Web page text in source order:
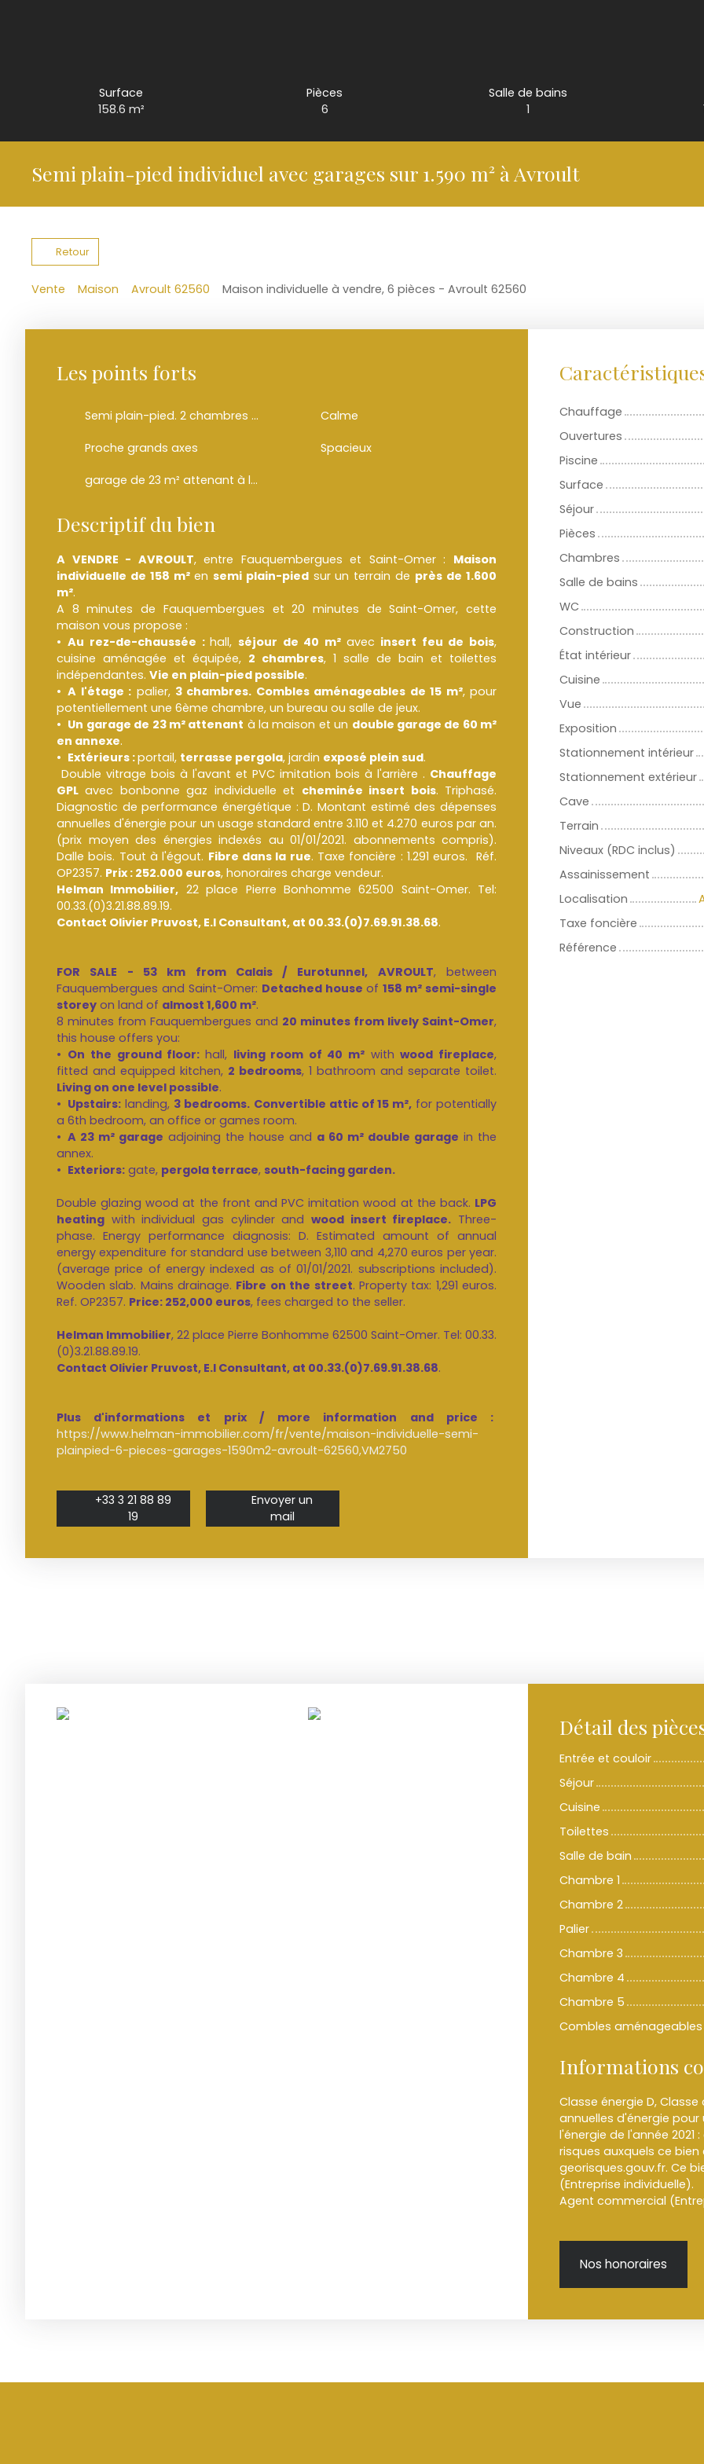
Surface
158.6 m²
Pièces
6
Salle de bains
1
Semi plain-pied individuel avec garages sur 1.590 m² à Avroult
Retour
Vente Maison Avroult 62560 Maison individuelle à vendre, 6 pièces - Avroult 62560
Les points forts
Semi plain-pied. 2 chambres au rez-de-chaussée. Calme
Proche grands axes Spacieux
garage de 23 m² attenant à la maison et un double garage de 60 m² en annexe.
Descriptif du bien
A VENDRE - AVROULT, entre Fauquembergues et Saint-Omer : Maison
individuelle de 158 m² en semi plain-piedsur un terrain de près de 1.600
m².
A 8 minutes de Fauquembergues et 20 minutes de Saint-Omer, cette
maison vous propose :
Au rez-de-chaussée :hall, séjour de 40 m²avec insert feu de bois,
cuisine aménagée et équipée, 2 chambres, 1 salle de bain et toilettes
indépendantes. Vie en plain-pied possible.
A l'étage : palier, 3 chambres. Combles aménageables de 15 m², pour
potentiellement une 6ème chambre, un bureau ou salle de jeux.
Un garage de 23 m² attenant à la maison et un double garage de 60 m²
en annexe.
Extérieurs :portail, terrasse pergola, jardin exposé plein sud.
Double vitrage bois à l'avant et PVC imitation bois à l'arrière . Chauffage
GPL avec bonbonne gaz individuelle et cheminée insert bois. Triphasé.
Diagnostic de performance énergétique : D. Montant estimé des dépenses
annuelles d'énergie pour un usage standard entre 3.110 et 4.270 euros par an.
(prix moyen des énergies indexés au 01/01/2021. abonnements compris).
Dalle bois. Tout à l'égout. Fibre dans la rue. Taxe foncière : 1.291 euros. Réf.
OP2357. Prix : 252.000 euros, honoraires charge vendeur.
Helman Immobilier, 22 place Pierre Bonhomme 62500 Saint-Omer. Tel:
00.33.(0)3.21.88.89.19.
Contact Olivier Pruvost, E.I Consultant, at 00.33.(0)7.69.91.38.68.
FOR SALE - 53 km from Calais / Eurotunnel, AVROULT, between
Fauquembergues and Saint-Omer: Detached house of158 m² semi-single
storey on land of almost 1,600 m².
8 minutes from Fauquembergues and 20 minutes from lively Saint-Omer,
this house offers you:
On the ground floor: hall, living room of 40 m² withwood fireplace,
fitted and equipped kitchen, 2 bedrooms, 1 bathroom and separate toilet.
Living on one level possible.
Upstairs: landing, 3 bedrooms. Convertible attic of 15 m², for potentially
a 6th bedroom, an office or games room.
A 23 m² garage adjoining the house and a 60 m² double garage in the
annex.
Exteriors: gate, pergola terrace, south-facing garden.
Double glazing wood at the front and PVC imitation wood at the back. LPG
heating with individual gas cylinder and wood insert fireplace. Three-
phase. Energy performance diagnosis: D. Estimated amount of annual
energy expenditure for standard use between 3,110 and 4,270 euros per year.
(average price of energy indexed as of 01/01/2021. subscriptions included).
Wooden slab. Mains drainage. Fibre on the street. Property tax: 1,291 euros.
Ref. OP2357. Price: 252,000 euros, fees charged to the seller.
Helman Immobilier, 22 place Pierre Bonhomme 62500 Saint-Omer. Tel: 00.33.
(0)3.21.88.89.19.
Contact Olivier Pruvost, E.I Consultant, at 00.33.(0)7.69.91.38.68.
Plus d'informations et prix / more information and price :
https://www.helman-immobilier.com/fr/vente/maison-individuelle-semi-
plainpied-6-pieces-garages-1590m2-avroult-62560,VM2750
+33 3 21 88 89
19
Envoyer un
mail
Chauffage
Ouvertures
Piscine
Surface
Séjour
Pièces
Chambres
Salle de bains
WC
Construction
État intérieur
Cuisine
Vue
Exposition
Stationnement intérieur
Stationnement extérieur
Cave
Terrain
Niveaux (RDC inclus)
Assainissement
Localisation
Taxe foncière
Référence
Détail des
Entrée et couloir
Séjour
Cuisine
Toilettes
Salle de bain
Chambre 1
Chambre 2
Palier
Chambre 3
Chambre 4
Chambre 5
Combles aménageables
Informations
Classe énergie D,
annuelles d'énergie
l'énergie de l'année 2021
risques auxquels ce
georisques.gouv.fr. Ce
(Entreprise individuelle).
Agent commercial
Nos honoraires